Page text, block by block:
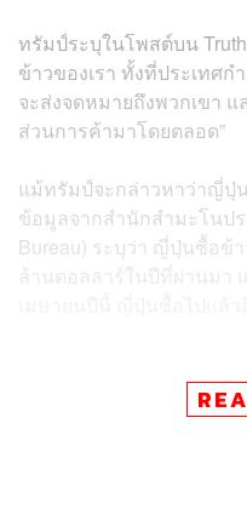
ทรัมป์ระบุในโพสต์บน
ข้าวของเรา ทั้งที่ประเทศ
จะส่งจดหมายถึงพวกเขา
ส่วนการค้ามาโดยตลอด”
แม้ทรัมป์จะกล่าวหาว่าญี่ปุ่
ข้อมูลจากสำนักสำมะโนป
Bureau) ระบุว่า ญี่ปุ่นซื้อข้
ล้านดอลลาร์ในปีที่ผ่านมา
กล่าววันนี้ (1 กรกฎาคม)
กับสหรัฐฯ อย่างต่อเนื่อง